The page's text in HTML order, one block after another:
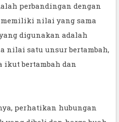
perbandingan dengan
nilai yang sama
digunakan adalah
nilai satu unsur bertambah,
ikut bertambah dan
perhatikan hubungan